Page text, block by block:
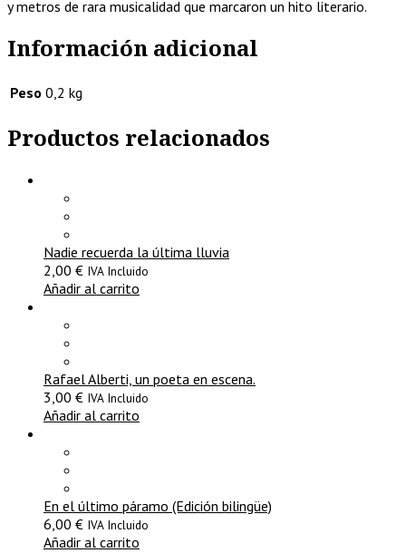
y metros de rara musicalidad que marcaron un hito literario.
Información adicional
Peso 0,2 kg
Productos relacionados
Nadie recuerda la última lluvia
2,00 € IVA Incluido
Añadir al carrito
Rafael Alberti, un poeta en escena.
3,00 € IVA Incluido
Añadir al carrito
En el último páramo (Edición bilingüe)
6,00 € IVA Incluido
Añadir al carrito